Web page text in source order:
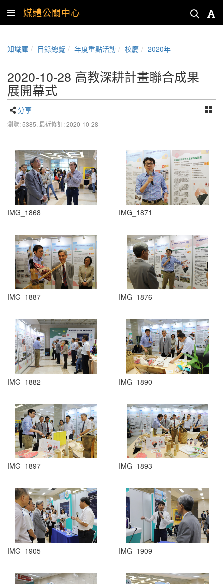
媒體公關中心
知識庫 目錄總覽 年度重點活動 校慶 2020年
2020-10-28 高教深耕計畫聯合成果
展開幕式
分享
瀏覽: 5385, 最近修訂: 2020-10-28
IMG_1868 IMG_1871
IMG_1887 IMG_1876
IMG_1882 IMG_1890
IMG_1897 IMG_1893
IMG_1905 IMG_1909